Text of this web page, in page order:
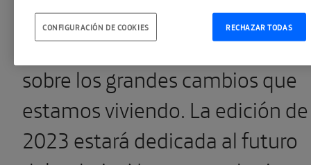
Presentamos una
nueva edición
del Foro TELOS para reflexionar
sobre los grandes cambios que
estamos viviendo. La edición de
2023 estará dedicada al futuro
RECHAZAR TODAS
CONFIGURACIÓN DE COOKIES